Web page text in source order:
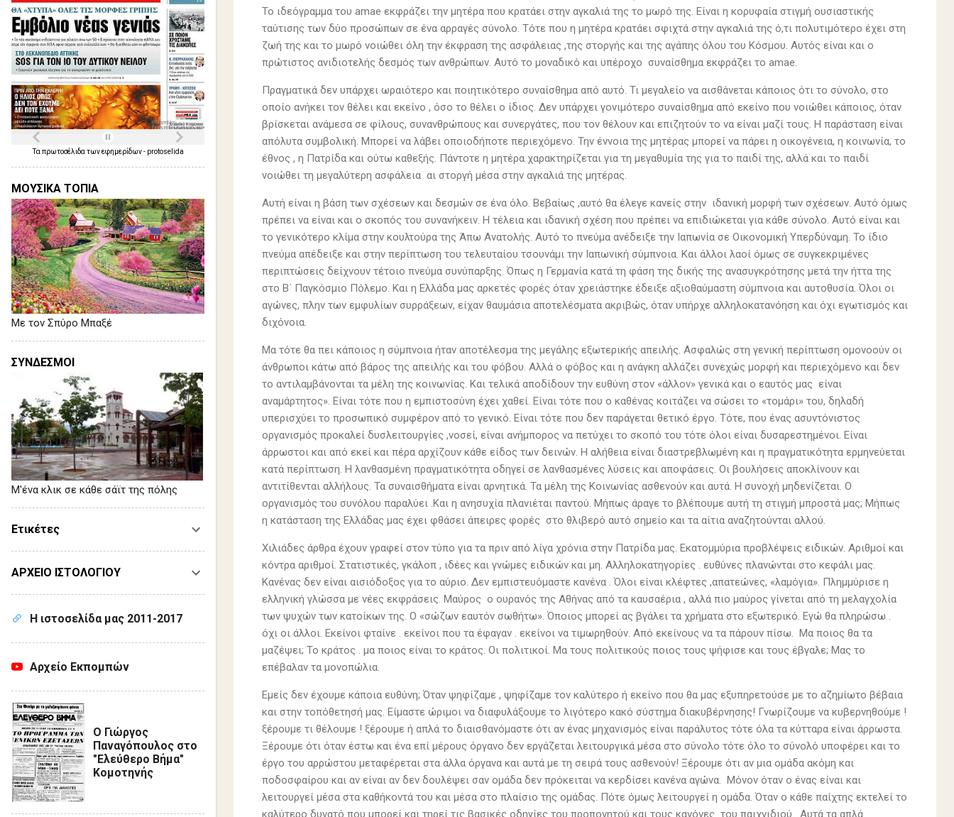
Το ιδεόγραμμα του amae εκφράζει την μητέρα που κρατάει στην αγκαλιά της το μωρό της. Είναι η κορυφαία στιγμή ουσιαστικής
ταύτισης των δύο προσώπων σε ένα αρραγές σύνολο. Τότε που η μητέρα κρατάει σφιχτά στην αγκαλιά της ό,τι πολυτιμότερο έχει στη
ζωή της και το μωρό νοιώθει όλη την έκφραση της ασφάλειας ,της στοργής και της αγάπης όλου του Κόσμου. Αυτός είναι και ο
πρώτιστος ανιδιοτελής δεσμός των ανθρώπων. Αυτό το μοναδικό και υπέροχο συναίσθημα εκφράζει το amae.
Πραγματικά δεν υπάρχει ωραιότερο και ποιητικότερο συναίσθημα από αυτό. Τι μεγαλείο να αισθάνεται κάποιος ότι το σύνολο, στο
οποίο ανήκει τον θέλει και εκείνο , όσο το θέλει ο ίδιος. Δεν υπάρχει γονιμότερο συναίσθημα από εκείνο που νοιώθει κάποιος, όταν
βρίσκεται ανάμεσα σε φίλους, συνανθρώπους και συνεργάτες, που τον θέλουν και επιζητούν το να είναι μαζί τους. Η παράσταση είναι
απόλυτα συμβολική. Μπορεί να λάβει οποιοδήποτε περιεχόμενο. Την έννοια της μητέρας μπορεί να πάρει η οικογένεια, η κοινωνία, το
έθνος , η Πατρίδα και ούτω καθεξής. Πάντοτε η μητέρα χαρακτηρίζεται για τη μεγαθυμία της για το παιδί της, αλλά και το παιδί
νοιώθει τη μεγαλύτερη ασφάλεια αι στοργή μέσα στην αγκαλιά της μητέρας.
Αυτή είναι η βάση των σχέσεων και δεσμών σε ένα όλο. Βεβαίως ,αυτό θα έλεγε κανείς στην ιδανική μορφή των σχέσεων. Αυτό όμως
πρέπει να είναι και ο σκοπός του συνανήκειν. Η τέλεια και ιδανική σχέση που πρέπει να επιδιώκεται για κάθε σύνολο. Αυτό είναι και
το γενικότερο κλίμα στην κουλτούρα της Άπω Ανατολής. Αυτό το πνεύμα ανέδειξε την Ιαπωνία σε Οικονομική Υπερδύναμη. Το ίδιο
πνεύμα απέδειξε και στην περίπτωση του τελευταίου τσουνάμι την Ιαπωνική σύμπνοια. Και άλλοι λαοί όμως σε συγκεκριμένες
περιπτώσεις δείχνουν τέτοιο πνεύμα συνύπαρξης. Όπως η Γερμανία κατά τη φάση της δικής της ανασυγκρότησης μετά την ήττα της
στο Β΄ Παγκόσμιο Πόλεμο. Και η Ελλάδα μας αρκετές φορές όταν χρειάστηκε έδειξε αξιοθαύμαστη σύμπνοια και αυτοθυσία. Όλοι οι
αγώνες, πλην των εμφυλίων συρράξεων, είχαν θαυμάσια αποτελέσματα ακριβώς, όταν υπήρχε αλληλοκατανόηση και όχι εγωτισμός και
διχόνοια.
Μα τότε θα πει κάποιος η σύμπνοια ήταν αποτέλεσμα της μεγάλης εξωτερικής απειλής. Ασφαλώς στη γενική περίπτωση ομονοούν οι
άνθρωποι κάτω από βάρος της απειλής και του φόβου. Αλλά ο φόβος και η ανάγκη αλλάζει συνεχώς μορφή και περιεχόμενο και δεν
το αντιλαμβάνονται τα μέλη της κοινωνίας. Και τελικά αποδίδουν την ευθύνη στον «άλλον» γενικά και ο εαυτός μας είναι
αναμάρτητος». Είναι τότε που η εμπιστοσύνη έχει χαθεί. Είναι τότε που ο καθένας κοιτάζει να σώσει το «τομάρι» του, δηλαδή
υπερισχύει το προσωπικό συμφέρον από το γενικό. Είναι τότε που δεν παράγεται θετικό έργο. Τότε, που ένας ασυντόνιστος
οργανισμός προκαλεί δυσλειτουργίες ,νοσεί, είναι ανήμπορος να πετύχει το σκοπό του τότε όλοι είναι δυσαρεστημένοι. Είναι
άρρωστοι και από εκεί και πέρα αρχίζουν κάθε είδος των δεινών. Η αλήθεια είναι διαστρεβλωμένη και η πραγματικότητα ερμηνεύεται
κατά περίπτωση. Η λανθασμένη πραγματικότητα οδηγεί σε λανθασμένες λύσεις και αποφάσεις. Οι βουλήσεις αποκλίνουν και
αντιτίθενται αλλήλους. Τα συναισθήματα είναι αρνητικά. Τα μέλη της Κοινωνίας ασθενούν και αυτά. Η συνοχή μηδενίζεται. Ο
οργανισμός του συνόλου παραλύει .Και η ανησυχία πλανιέται παντού. Μήπως άραγε το βλέπουμε αυτή τη στιγμή μπροστά μας; Μήπως
η κατάσταση της Ελλάδας μας έχει φθάσει άπειρες φορές στο θλιβερό αυτό σημείο και τα αίτια αναζητούνται αλλού.
Χιλιάδες άρθρα έχουν γραφεί στον τύπο για τα πριν από λίγα χρόνια στην Πατρίδα μας. Εκατομμύρια προβλέψεις ειδικών. Αριθμοί και
κόντρα αριθμοί. Στατιστικές, γκάλοπ , ιδέες και γνώμες ειδικών και μη. Αλληλοκατηγορίες . ευθύνες πλανώνται στο κεφάλι μας.
Κανένας δεν είναι αισιόδοξος για το αύριο. Δεν εμπιστευόμαστε κανένα . Όλοι είναι κλέφτες ,απατεώνες, «λαμόγια». Πλημμύρισε η
ελληνική γλώσσα με νέες εκφράσεις. Μαύρος ο ουρανός της Αθήνας από τα καυσαέρια , αλλά πιο μαύρος γίνεται από τη μελαγχολία
των ψυχών των κατοίκων της. Ο «σώζων εαυτόν σωθήτω». Όποιος μπορεί ας βγάλει τα χρήματα στο εξωτερικό. Εγώ θα πληρώσω .
όχι οι άλλοι. Εκείνοι φταίνε . εκείνοι που τα έφαγαν . εκείνοι να τιμωρηθούν. Από εκείνους να τα πάρουν πίσω. Μα ποιος θα τα
μαζέψει; Το κράτος . μα ποιος είναι το κράτος. Οι πολιτικοί. Μα τους πολιτικούς ποιος τους ψήφισε και τους έβγαλε; Μας το
επέβαλαν τα μονοπώλια.
Εμείς δεν έχουμε κάποια ευθύνη; Όταν ψηφίζαμε , ψηφίζαμε τον καλύτερο ή εκείνο που θα μας εξυπηρετούσε με το αζημίωτο βέβαια
και στην τοπόθετησή μας. Είμαστε ώριμοι να διαφυλάξουμε το λιγότερο κακό σύστημα διακυβέρνησης! Γνωρίζουμε να κυβερνηθούμε !
ξέρουμε τι θέλουμε ! ξέρουμε ή απλά το διαισθανόμαστε ότι αν ένας μηχανισμός είναι παράλυτος τότε όλα τα κύτταρα είναι άρρωστα.
Ξέρουμε ότι όταν έστω και ένα επί μέρους όργανο δεν εργάζεται λειτουργικά μέσα στο σύνολο τότε όλο το σύνολό υποφέρει και το
έργο του αρρώστου μεταφέρεται στα άλλα όργανα και αυτά με τη σειρά τους ασθενούν! Ξέρουμε ότι αν μια ομάδα ακόμη και
ποδοσφαίρου και αν είναι αν δεν δουλέψει σαν ομάδα δεν πρόκειται να κερδίσει κανένα αγώνα. Μόνον όταν ο ένας είναι και
λειτουργεί μέσα στα καθήκοντά του και μέσα στο πλαίσιο της ομάδας. Πότε όμως λειτουργεί η ομάδα. Όταν ο κάθε παίχτης εκτελεί το
καλύτερο δυνατό που μπορεί και τηρεί τις βασικές οδηγίες του προπονητού και τους κανόνες του παιχνιδιού. Αυτά τα απλά
Τα πρωτοσέλιδα τωνεφημερίδων- protoselida
ΜΟΥΣΙΚΑ ΤΟΠΙΑ
Με τον Σπύρο Μπαξέ
ΣΥΝΔΕΣΜΟΙ
Μ'ένα κλικ σε κάθε σάϊτ της πόλης
Ετικέτες
ΑΡΧΕΙΟ ΙΣΤΟΛΟΓΙΟΥ
Η ιστοσελίδα μας 2011-2017
Αρχείο Εκπομπών
Ο Γιώργος
Παναγόπουλος στο
"Ελεύθερο Βήμα"
Κομοτηνής